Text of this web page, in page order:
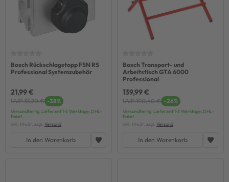
Bosch Rückschlagstopp FSN RS
Professional Systemzubehör
21,99 €
UVP 35,70 € -38%
Versandfertig, Lieferzeit 1-3 Werktage, DHL-
Paket
inkl. MwSt. zzgl. Versand
In den Warenkorb
Bosch Transport- und
Arbeitstisch GTA 6000
Professional
139,99 €
UVP 190,40 € -26%
Versandfertig, Lieferzeit 1-3 Werktage, DHL-
Paket
inkl. MwSt. zzgl. Versand
In den Warenkorb